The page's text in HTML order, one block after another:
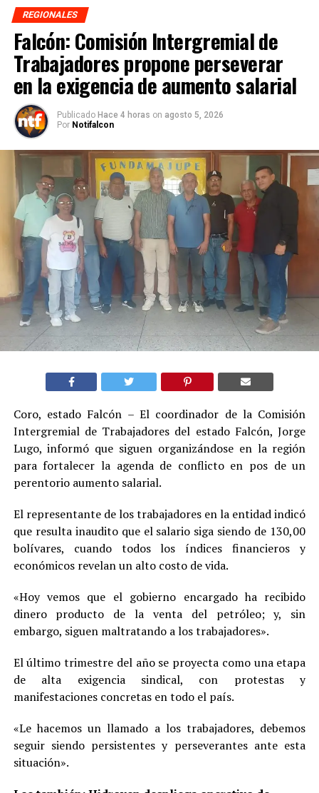
REGIONALES
Falcón: Comisión Intergremial de
Trabajadores propone perseverar
en la exigencia de aumento salarial
Publicado Hace 4 horas on agosto 5, 2026
Por Notifalcon
Coro, estado Falcón – El coordinador de la Comisión
Intergremial de Trabajadores del estado Falcón, Jorge
Lugo, informó que siguen organizándose en la región
para fortalecer la agenda de conflicto en pos de un
perentorio aumento salarial.
El representante de los trabajadores en la entidad indicó
que resulta inaudito que el salario siga siendo de 130,00
bolívares, cuando todos los índices financieros y
económicos revelan un alto costo de vida.
«Hoy vemos que el gobierno encargado ha recibido
dinero producto de la venta del petróleo; y, sin
embargo, siguen maltratando a los trabajadores».
El último trimestre del año se proyecta como una etapa
de alta exigencia sindical, con protestas y
manifestaciones concretas en todo el país.
«Le hacemos un llamado a los trabajadores, debemos
seguir siendo persistentes y perseverantes ante esta
situación».